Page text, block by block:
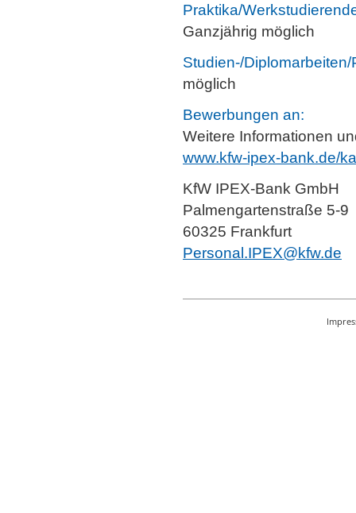
Praktika/
Ganzjährig möglich
Studien-/
möglich
Bewerbungen an:
Weitere Informationen
www.kfw-ipex-bank.de/
KfW IPEX-Bank GmbH
Palmengartenstraße 5-9
60325 Frankfurt
Personal.IPEX@kfw.de